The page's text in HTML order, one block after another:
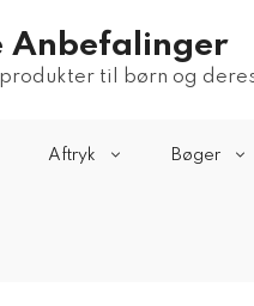
Anbefalinger
produkter til børn og
Aftryk Bøger